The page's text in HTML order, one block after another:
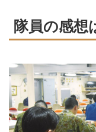
隊員の感想